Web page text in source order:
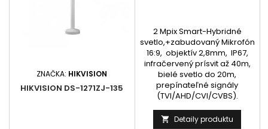
ZNAČKA: HIKVISION
HIKVISION DS-1271ZJ-135
2 Mpix Smart-Hybridné
svetlo,+zabudovaný Mikrofón
16:9, objektív 2,8mm, IP67,
infračervený prísvit až 40m,
bielé svetlo do 20m,
prepínateľné signály
(TVI/AHD/CVI/CVBS).
 Detaily produktu